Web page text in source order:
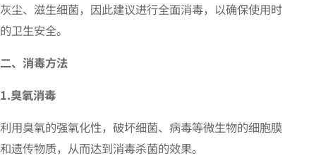
灰尘、滋生细菌，因此建议进行全面消毒，以确保使用时
的卫生安全。
二、消毒方法
1.臭氧消毒
利用臭氧的强氧化性，破坏细菌、病毒等微生物的细胞膜
和遗传物质，从而达到消毒杀菌的效果。